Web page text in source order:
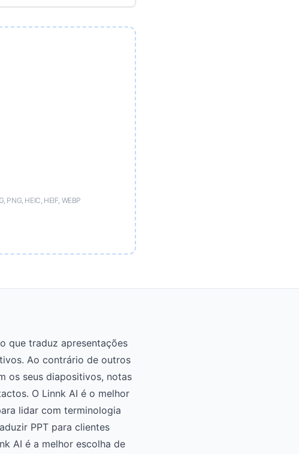
PNG, HEIC, HEIF, WEBP
que traduz apresentações
Ao contrário de outros
os seus diapositivos, notas
O Linnk AI é o melhor
lidar com terminologia
PPT para clientes
AI é a melhor escolha de